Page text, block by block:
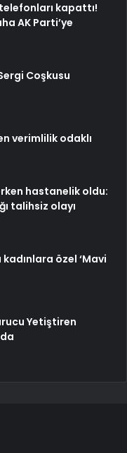
kapattı!
AK Parti’ye
Coşkusu
verimlilik odaklı
hastanelik oldu:
talihsiz olayı
kadınlara özel ‘Mavi
Yetiştiren